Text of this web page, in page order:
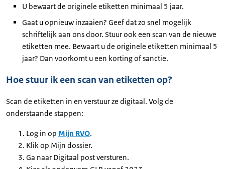
U bewaart de originele etiketten minimaal 5 jaar.
Gaat u opnieuw inzaaien? Geef dat zo snel mogelijk
schriftelijk aan ons door. Stuur ook een scan van de nieuwe
etiketten mee. Bewaart u de originele etiketten minimaal 5
jaar? Dan voorkomt u een korting of sanctie.
Hoe stuur ik een scan van etiketten op?
Scan de etiketten in en verstuur ze digitaal. Volg de
onderstaande stappen:
Log in op Mijn RVO.
Klik op Mijn dossier.
Ga naar Digitaal post versturen.